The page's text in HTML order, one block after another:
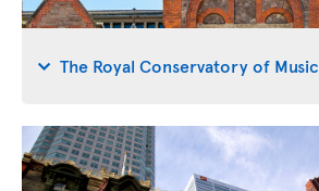
The Royal Conservatory of Music